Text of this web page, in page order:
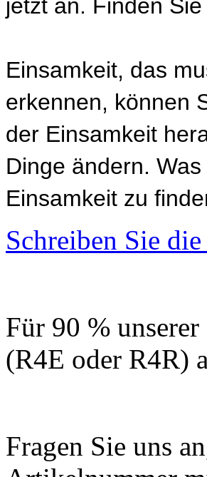
jetzt an. Finden
Einsamkeit, das
erkennen, können
der Einsamkeit
Dinge ändern.
Einsamkeit zu
Schreiben Sie
Für 90 %
(R4E oder R4R)
Fragen Sie uns